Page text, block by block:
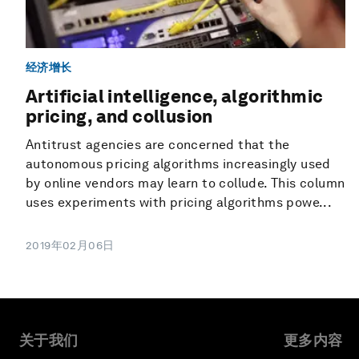
经济增长
Artificial intelligence, algorithmic
pricing, and collusion
Antitrust agencies are concerned that the
autonomous pricing algorithms increasingly used
by online vendors may learn to collude. This column
uses experiments with pricing algorithms powe...
2019年02月06日
关于我们 更多内容